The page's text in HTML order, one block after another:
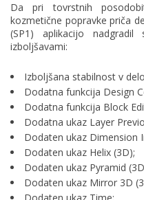
Da pri tovrstnih
kozmetične popravke priča
(SP1) aplikacijo
izboljšavami:
Izboljšana stabilnost v
Dodatna funkcija Design
Dodatna funkcija Block
Dodatna ukaz Layer
Dodaten ukaz Dimension
Dodaten ukaz Helix (3D);
Dodaten ukaz Pyramid
Dodaten ukaz Mirror 3D